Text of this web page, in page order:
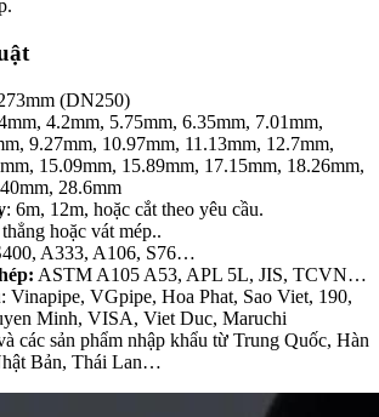
(DN250)
4.2mm, 5.75mm, 6.35mm, 7.01mm,
9.27mm, 10.97mm, 11.13mm, 12.7mm,
15.09mm, 15.89mm, 17.15mm, 18.26mm,
28.6mm
: 6m, 12m, hoặc cắt theo yêu cầu.
hoặc vát mép..
A333, A106, S76…
ASTM A105 A53, APL 5L, JIS, TCVN…
: Vinapipe, VGpipe, Hoa Phat, Sao Viet, 190,
Minh, VISA, Viet Duc, Maruchi
các sản phẩm nhập khẩu từ Trung Quốc, Hàn
Bản, Thái Lan…